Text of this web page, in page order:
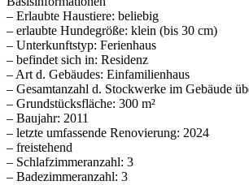
– Erlaubte Haustiere: beliebig
– erlaubte Hundegröße: klein (bis 30 cm)
– Unterkunftstyp: Ferienhaus
– befindet sich in: Residenz
– Art d. Gebäudes: Einfamilienhaus
– Gesamtanzahl d. Stockwerke im Gebäude
– Grundstücksfläche: 300 m²
– Baujahr: 2011
– letzte umfassende Renovierung: 2024
– freistehend
– Schlafzimmeranzahl: 3
– Badezimmeranzahl: 3